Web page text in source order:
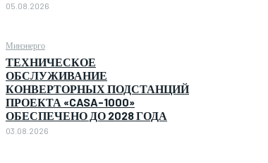
05.08.2026
Минэнерго
ТЕХНИЧЕСКОЕ
ОБСЛУЖИВАНИЕ
КОНВЕРТОРНЫХ ПОДСТАНЦИЙ
ПРОЕКТА «CASA-1000»
ОБЕСПЕЧЕНО ДО 2028 ГОДА
03.08.2026